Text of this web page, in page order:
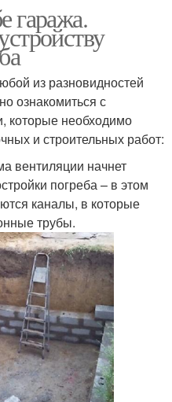
гаража.
из разновидностей
ознакомиться с
которые необходимо
и строительных работ:
вентиляции начнет
погреба – в этом
каналы, в которые
трубы.